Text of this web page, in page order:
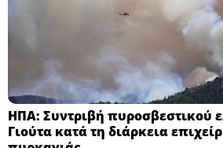
ΗΠΑ: Συντριβή πυροσβεστικού
Γιούτα κατά τη διάρκεια